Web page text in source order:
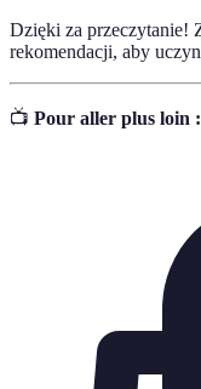
Dzięki za przeczytanie!
rekomendacji, aby
📺 Pour aller plus loin :